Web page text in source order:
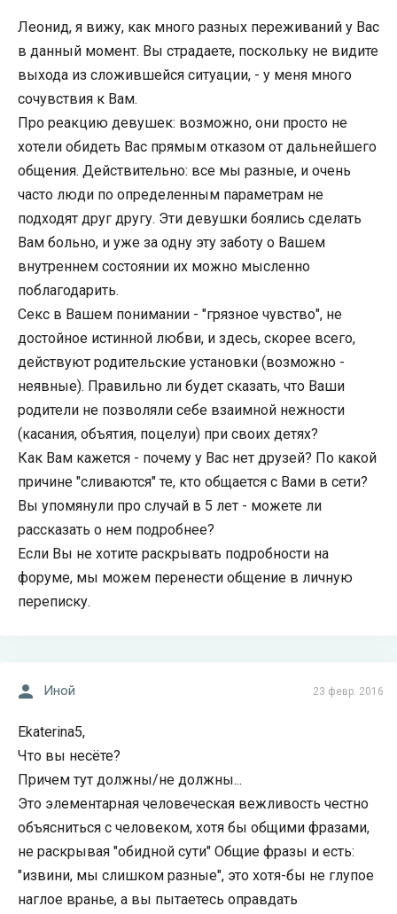
Леонид, я вижу, как много разных переживаний у Вас
в данный момент. Вы страдаете, поскольку не видите
выхода из сложившейся ситуации, - у меня много
сочувствия к Вам.
Про реакцию девушек: возможно, они просто не
хотели обидеть Вас прямым отказом от дальнейшего
общения. Действительно: все мы разные, и очень
часто люди по определенным параметрам не
подходят друг другу. Эти девушки боялись сделать
Вам больно, и уже за одну эту заботу о Вашем
внутреннем состоянии их можно мысленно
поблагодарить.
Секс в Вашем понимании - "грязное чувство", не
достойное истинной любви, и здесь, скорее всего,
действуют родительские установки (возможно -
неявные). Правильно ли будет сказать, что Ваши
родители не позволяли себе взаимной нежности
(касания, объятия, поцелуи) при своих детях?
Как Вам кажется - почему у Вас нет друзей? По какой
причине "сливаются" те, кто общается с Вами в сети?
Вы упомянули про случай в 5 лет - можете ли
рассказать о нем подробнее?
Если Вы не хотите раскрывать подробности на
форуме, мы можем перенести общение в личную
переписку.
23 февр. 2016
Иной
Ekaterina5,
Что вы несёте?
Причем тут должны/не должны...
Это элементарная человеческая вежливость честно
объясниться с человеком, хотя бы общими фразами,
не раскрывая "обидной сути" Общие фразы и есть:
"извини, мы слишком разные", это хотя-бы не глупое
наглое вранье, а вы пытаетесь оправдать